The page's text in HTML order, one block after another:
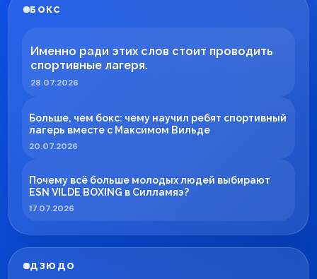
БОКС
Именно ради этих слов стоит проводить
спортивные лагеря.
28.07.2026
Больше, чем бокс: чему научил ребят спортивный
лагерь вместе с Максимом Вильде
20.07.2026
Почему всё больше молодых людей выбирают
ESN VILDE BOXING в Силламяэ?
17.07.2026
ДЗЮДО